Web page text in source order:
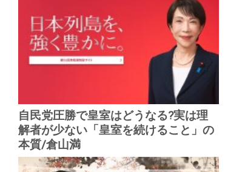
自民党圧勝で皇室はどうなる?実は理
解者が少ない「皇室を続けること」の
本質/倉山満